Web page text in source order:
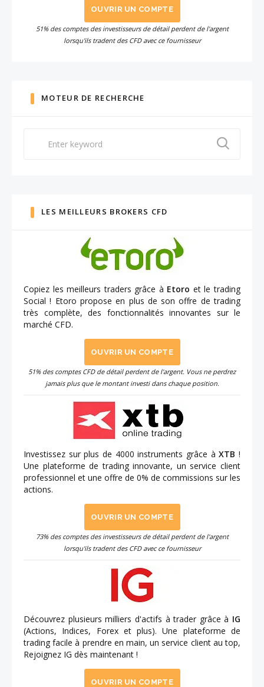
OUVRIR UN COMPTE
51% des comptes des investisseurs de détail perdent de l'argent
lorsqu'ils tradent des CFD avec ce fournisseur
MOTEUR DE RECHERCHE
LES MEILLEURS BROKERS CFD
Copiez les meilleurs traders grâce à Etoro et le trading
Social ! Etoro propose en plus de son offre de trading
très complète, des fonctionnalités innovantes sur le
marché CFD.
OUVRIR UN COMPTE
51% des comptes CFD de détail perdent de l'argent. Vous ne perdrez
jamais plus que le montant investi dans chaque position.
Investissez sur plus de 4000 instruments grâce àXTB !
Une plateforme de trading innovante, un service client
professionnel et une offre de 0% de commissions sur les
actions.
OUVRIR UN COMPTE
73% des comptes des investisseurs de détail perdent de l'argent
lorsqu'ils tradent des CFD avec ce fournisseur
Découvrez plusieurs milliers d'actifs à trader grâce à IG
(Actions, Indices, Forex et plus). Une plateforme de
trading facile à prendre en main, un service client au top,
Rejoignez IG dès maintenant !
OUVRIR UN COMPTE